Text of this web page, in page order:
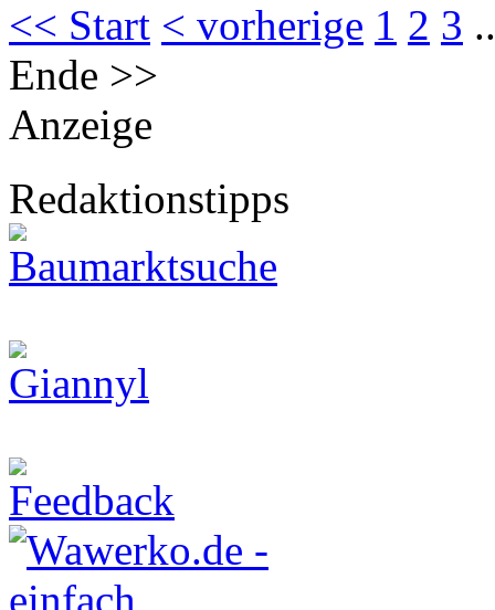
<< Start < vorherige 1 2 3
Ende >>
Anzeige
Redaktionstipps